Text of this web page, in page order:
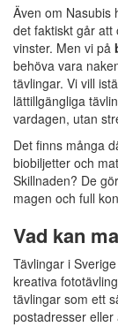
Även om Nasubis
det faktiskt går
vinster. Men vi på
behöva vara
tävlingar. Vi vill
lättillgängliga
vardagen, utan
Det finns många
biobiljetter och
Skillnaden? De
magen och full
Vad kan
Tävlingar i
kreativa
tävlingar som ett
postadresser